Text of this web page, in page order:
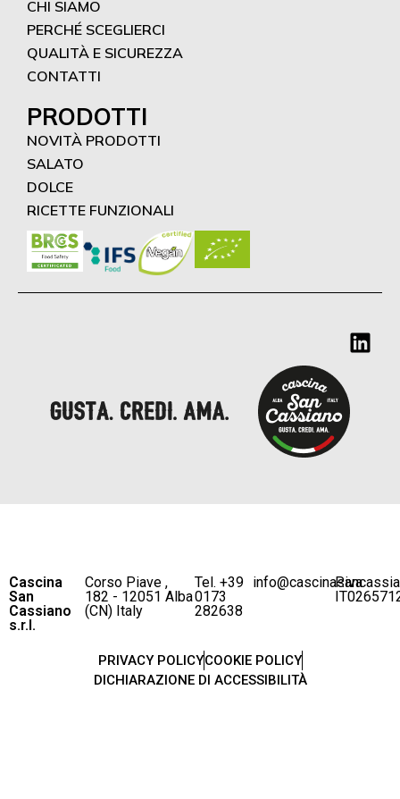
CHI SIAMO
PERCHÉ SCEGLIERCI
QUALITÀ E SICUREZZA
CONTATTI
PRODOTTI
NOVITÀ PRODOTTI
SALATO
DOLCE
RICETTE FUNZIONALI
Cascina
San
Cassiano
s.r.l.
Corso Piave ,
182 - 12051 Alba
(CN) Italy
Tel. +39
0173
282638
P.iva
PRIVACY POLICYCOOKIE POLICY
DICHIARAZIONE DI ACCESSIBILITÀ